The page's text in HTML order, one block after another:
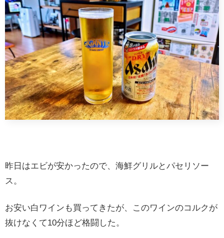
昨日はエビが安かったので、海鮮グリルとパセリソー
ス。
お安い白ワインも買ってきたが、このワインのコルクが
抜けなくて10分ほど格闘した。